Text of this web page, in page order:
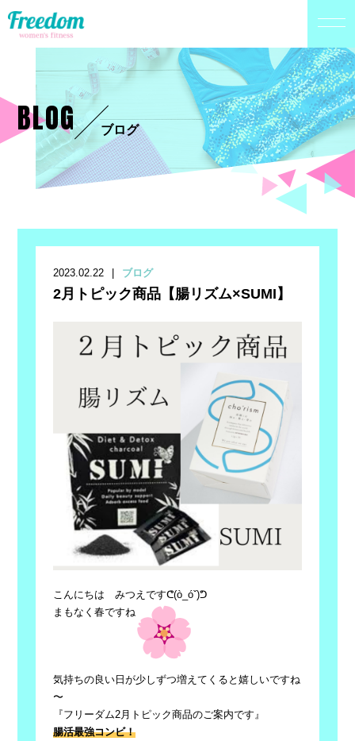
BLOG ブログ
2023.02.22 ブログ
2月トピック商品【腸リズム×SUMI】
こんにちは みつえですᕦ(ò_óˇ)ᕤ
まもなく春ですね
気持ちの良い日が少しずつ増えてくると嬉しいですね
〜
『フリーダム2月トピック商品のご案内です』
腸活最強コンビ！